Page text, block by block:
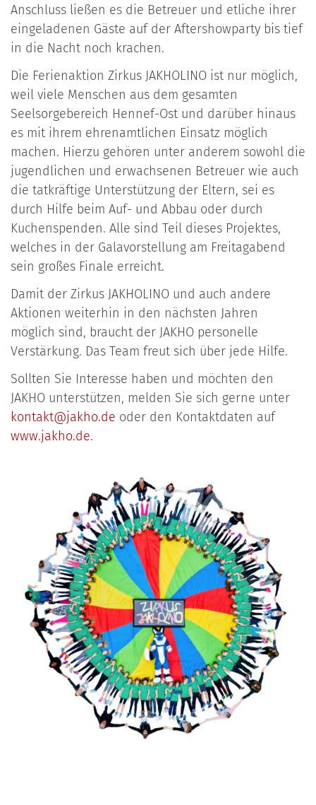
Anschluss ließen es die Betreuer und etliche ihrer
eingeladenen Gäste auf der Aftershowparty bis tief
in die Nacht noch krachen.
Die Ferienaktion Zirkus JAKHOLINO ist nur möglich,
weil viele Menschen aus dem gesamten
Seelsorgebereich Hennef-Ost und darüber hinaus
es mit ihrem ehrenamtlichen Einsatz möglich
machen. Hierzu gehören unter anderem sowohl die
jugendlichen und erwachsenen Betreuer wie auch
die tatkräftige Unterstützung der Eltern, sei es
durch Hilfe beim Auf- und Abbau oder durch
Kuchenspenden. Alle sind Teil dieses Projektes,
welches in der Galavorstellung am Freitagabend
sein großes Finale erreicht.
Damit der Zirkus JAKHOLINO und auch andere
Aktionen weiterhin in den nächsten Jahren
möglich sind, braucht der JAKHO personelle
Verstärkung. Das Team freut sich über jede Hilfe.
Sollten Sie Interesse haben und möchten den
JAKHO unterstützen, melden Sie sich gerne unter
kontakt@jakho.de oder den Kontaktdaten auf
www.jakho.de.